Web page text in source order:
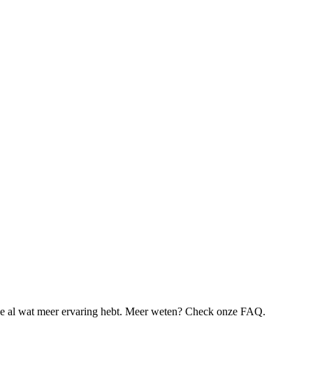
al wat meer ervaring hebt. Meer weten? Check onze FAQ.